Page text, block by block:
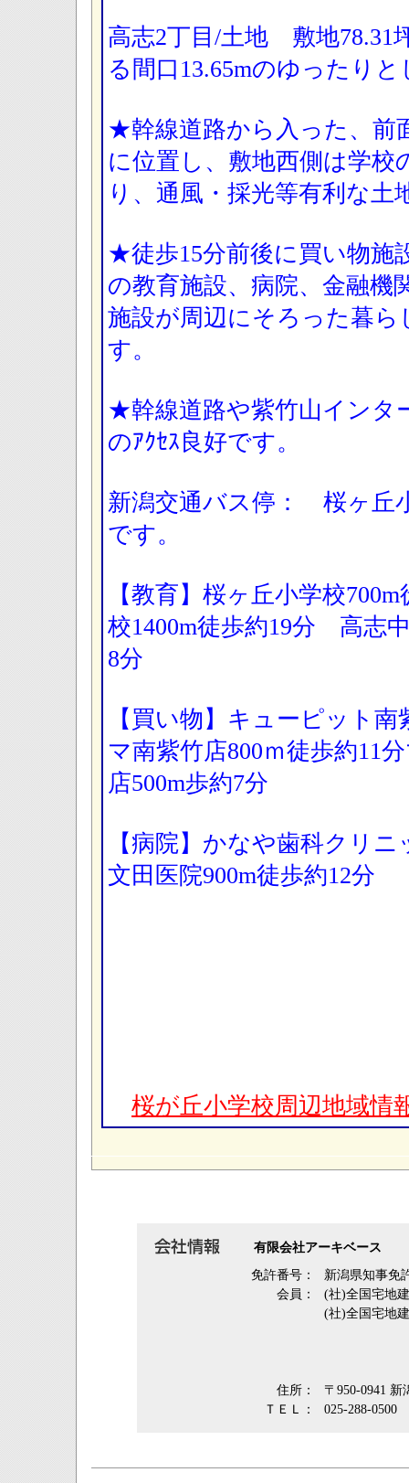
高志2丁目/土地 敷地78.31
る間口13.65mのゆったり
★幹線道路から入った、前
に位置し、敷地西側は学
り、通風・採光等有利な
★徒歩15分前後に買い物施
の教育施設、病院、金融機
施設が周辺にそろった暮
す。
★幹線道路や紫竹山インタ
のｱｸｾｽ良好です。
新潟交通バス停： 桜ヶ丘
です。
【教育】桜ヶ丘小学校
校1400m徒歩約19分 高志
8分
【買い物】キューピット
マ南紫竹店800ｍ徒歩約11
店500m歩約7分
【病院】かなや歯科クリ
文田医院900m徒歩約12分
桜が丘小学校周辺地域情
有限会社アーキベース
免許番号：
新潟県知事免
会員：
(社)全国宅地
(社)全国宅地
住所：
〒950-0941
ＴＥＬ：
025-288-0500